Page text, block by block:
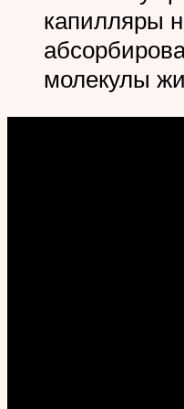
капилляры
молекулы